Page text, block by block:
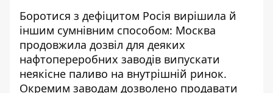
Боротися з дефіцитом Росія вирішила й
іншим сумнівним способом: Москва
продовжила дозвіл для деяких
нафтопереробних заводів випускати
неякісне паливо на внутрішній ринок.
Окремим заводам дозволено продавати